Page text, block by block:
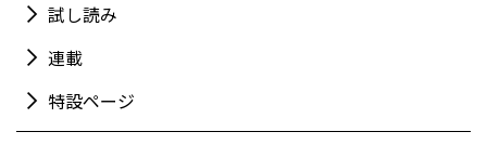
試し読み
連載
特設ページ